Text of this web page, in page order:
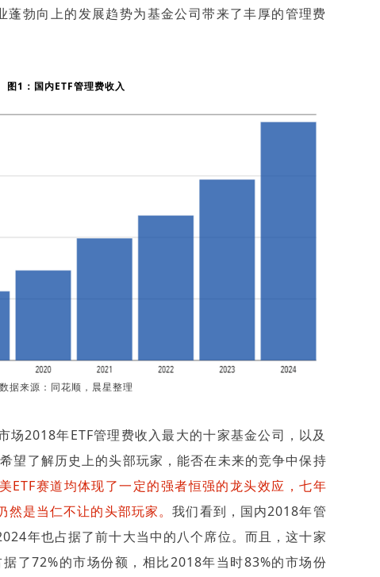
蓬勃向上的发展趋势为基金公司带来了丰厚的管理费
图1：国内ETF管理费收入
数据来源：同花顺，晨星整理
场2018年ETF管理费收入最大的十家基金公司，以及
望了解历史上的头部玩家，能否在未来的竞争中保持
ETF赛道均体现了一定的强者恒强的龙头效应，七年
然是当仁不让的头部玩家。我们看到，国内2018年管
年也占据了前十大当中的八个席位。而且，这十家
了72%的市场份额，相比2018年当时83%的市场份